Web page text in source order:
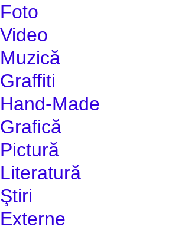
Foto
Video
Muzică
Graffiti
Hand-Made
Grafică
Pictură
Literatură
Ştiri
Externe